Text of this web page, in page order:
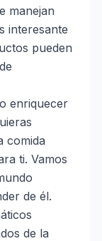
manejan
interesante
pueden
enriquecer
comida
ti. Vamos
de él.
de la